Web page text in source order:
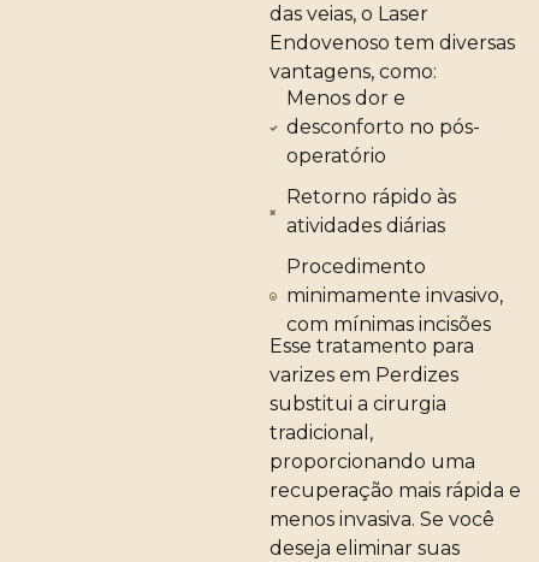
das veias, o Laser
Endovenoso tem diversas
vantagens, como:
Menos dor e
desconforto no pós-
operatório
Retorno rápido às
atividades diárias
Procedimento
minimamente invasivo,
com mínimas incisões
Esse tratamento para
varizes em Perdizes
substitui a cirurgia
tradicional,
proporcionando uma
recuperação mais rápida e
menos invasiva. Se você
deseja eliminar suas